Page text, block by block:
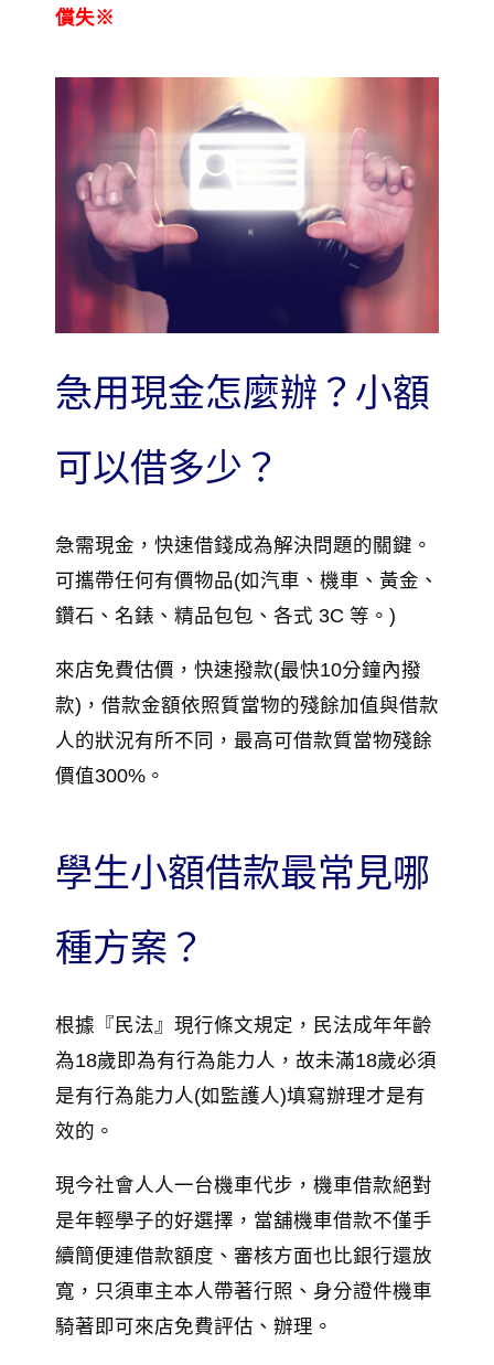
償失※
急用現金怎麼辦？小額
可以借多少？
急需現金，快速借錢成為解決問題的關鍵。
可攜帶任何有價物品(如汽車、機車、黃金、
鑽石、名錶、精品包包、各式 3C 等。)
來店免費估價，快速撥款(最快10分鐘內撥
款)，借款金額依照質當物的殘餘加值與借款
人的狀況有所不同，最高可借款質當物殘餘
價值300%。
學生小額借款最常見哪
種方案？
根據『民法』現行條文規定，民法成年年齡
為18歲即為有行為能力人，故未滿18歲必須
是有行為能力人(如監護人)填寫辦理才是有
效的。
現今社會人人一台機車代步，機車借款絕對
是年輕學子的好選擇，當舖機車借款不僅手
續簡便連借款額度、審核方面也比銀行還放
寬，只須車主本人帶著行照、身分證件機車
騎著即可來店免費評估、辦理。